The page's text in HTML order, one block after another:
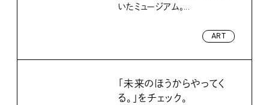
いたミュージアム。...
ART
「未来のほうからやってく
る。」をチェック。